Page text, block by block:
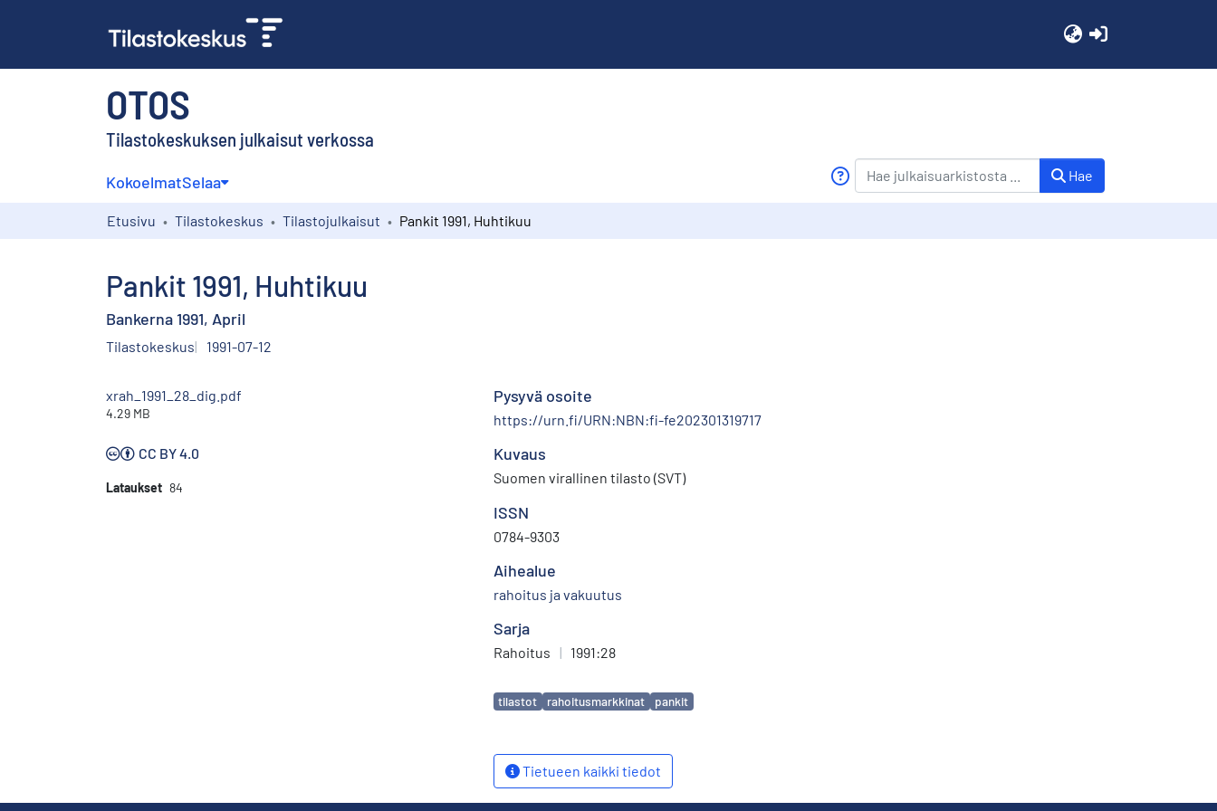
OTOS
Tilastokeskuksen julkaisut verkossa
KokoelmatSelaa Hae
Etusivu Tilastokeskus Tilastojulkaisut Pankit 1991, Huhtikuu
Pankit 1991, Huhtikuu
Bankerna 1991, April
Tilastokeskus 1991-07-12
xrah_1991_28_dig.pdf
4.29 MB
CC BY 4.0
Lataukset 84
Pysyvä osoite
https://urn.fi/URN:NBN:fi-fe202301319717
Kuvaus
Suomen virallinen tilasto (SVT)
ISSN
0784-9303
Aihealue
rahoitus ja vakuutus
Sarja
Rahoitus | 1991:28
Avainsanat
tilastot rahoitusmarkkinat pankit
Tietueen kaikki tiedot